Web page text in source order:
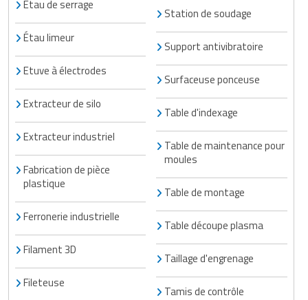
Etau de serrage
Étau limeur
Etuve à électrodes
Extracteur de silo
Extracteur industriel
Fabrication de pièce
plastique
Ferronerie industrielle
Filament 3D
Fileteuse
Station de soudage
Support antivibratoire
Surfaceuse ponceuse
Table d'indexage
Table de maintenance pour
moules
Table de montage
Table découpe plasma
Taillage d'engrenage
Tamis de contrôle